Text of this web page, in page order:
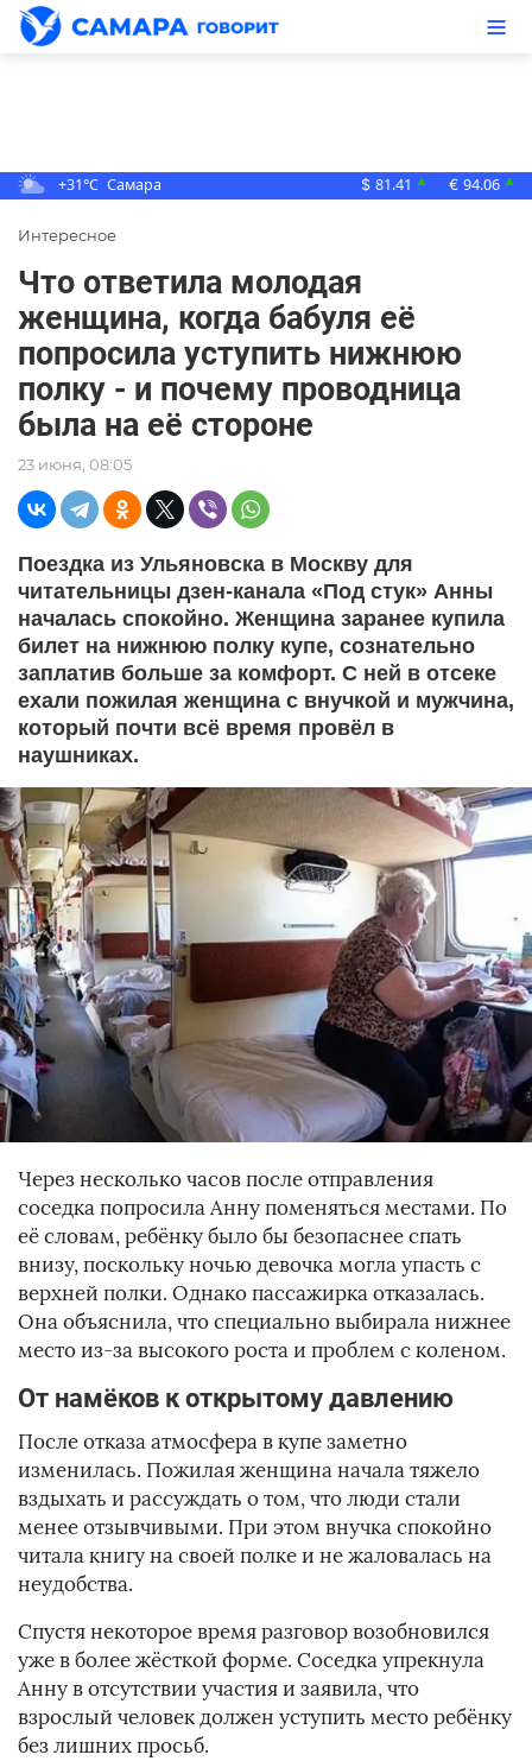
+31°C Самара $ 81.41 ▲ € 94.06 ▲
Интересное
Что ответила молодая
женщина, когда бабуля её
попросила уступить нижнюю
полку - и почему проводница
была на её стороне
23 июня, 08:05
Поездка из Ульяновска в Москву для
читательницы дзен-канала «Под стук» Анны
началась спокойно. Женщина заранее купила
билет на нижнюю полку купе, сознательно
заплатив больше за комфорт. С ней в отсеке
ехали пожилая женщина с внучкой и мужчина,
который почти всё время провёл в
наушниках.
Через несколько часов после отправления
соседка попросила Анну поменяться местами. По
её словам, ребёнку было бы безопаснее спать
внизу, поскольку ночью девочка могла упасть с
верхней полки. Однако пассажирка отказалась.
Она объяснила, что специально выбирала нижнее
место из-за высокого роста и проблем с коленом.
От намёков к открытому давлению
После отказа атмосфера в купе заметно
изменилась. Пожилая женщина начала тяжело
вздыхать и рассуждать о том, что люди стали
менее отзывчивыми. При этом внучка спокойно
читала книгу на своей полке и не жаловалась на
неудобства.
Спустя некоторое время разговор возобновился
уже в более жёсткой форме. Соседка упрекнула
Анну в отсутствии участия и заявила, что
взрослый человек должен уступить место ребёнку
без лишних просьб.